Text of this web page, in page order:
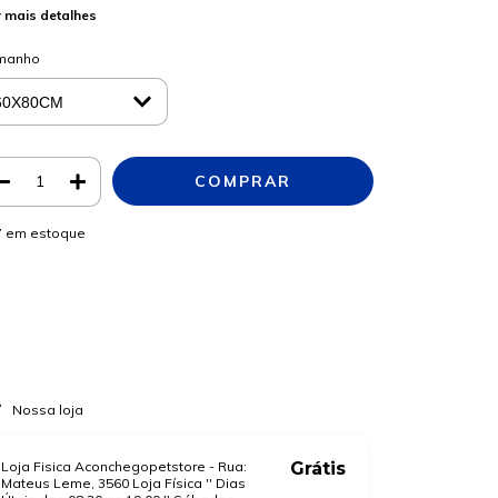
mais detalhes
em estoque
Nossa loja
Loja Fisica Aconchegopetstore - Rua:
Mateus Leme, 3560 Loja Física '' Dias
Grátis